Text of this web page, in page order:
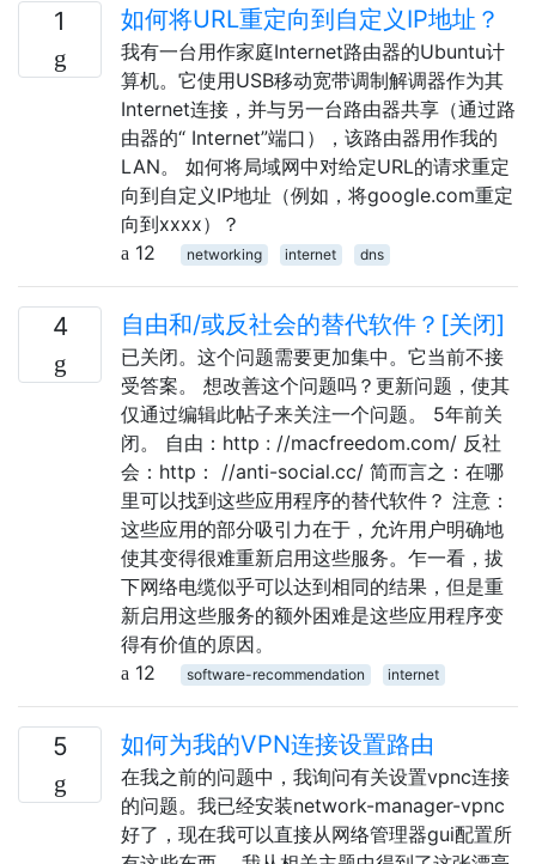
1 如何将URL重定向到自定义IP地址？
我有一台用作家庭Internet路由器的Ubuntu计
算机。它使用USB移动宽带调制解调器作为其
Internet连接，并与另一台路由器共享（通过路
由器的“ Internet”端口），该路由器用作我的
LAN。 如何将局域网中对给定URL的请求重定
向到自定义IP地址（例如，将google.com重定
向到xxxx）？
12
networking internet dns
4 自由和/或反社会的替代软件？[关闭]
已关闭。这个问题需要更加集中。它当前不接
受答案。 想改善这个问题吗？更新问题，使其
仅通过编辑此帖子来关注一个问题。 5年前关
闭。 自由：http : //macfreedom.com/ 反社
会：http： //anti-social.cc/ 简而言之：在哪
里可以找到这些应用程序的替代软件？ 注意：
这些应用的部分吸引力在于，允许用户明确地
使其变得很难重新启用这些服务。乍一看，拔
下网络电缆似乎可以达到相同的结果，但是重
新启用这些服务的额外困难是这些应用程序变
得有价值的原因。
12
software-recommendation internet
5 如何为我的VPN连接设置路由
在我之前的问题中，我询问有关设置vpnc连接
的问题。我已经安装network-manager-vpnc
好了，现在我可以直接从网络管理器gui配置所